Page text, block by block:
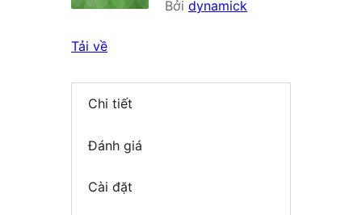
Bởi dynamick
Tải về
Chi tiết
Đánh giá
Cài đặt